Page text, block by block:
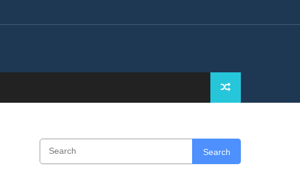
Search